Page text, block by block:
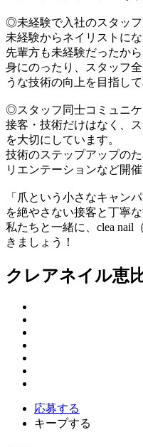
◎未経験で入社のスタッフ
未経験からネイリストに
先輩方も未経験だったか
身にのったり、スタッフ
うな技術の向上を目指し
◎スタッフ同士コミュニケ
接客・技術だけはなく、
を大切にしています。
技術のステップアップの
リエンテーションなど開催
「爪という小さなキャン
を絶やさない接客と丁寧
私たちと一緒に、clea nail
きましょう！
クレアネイル恵
応募する
キープする